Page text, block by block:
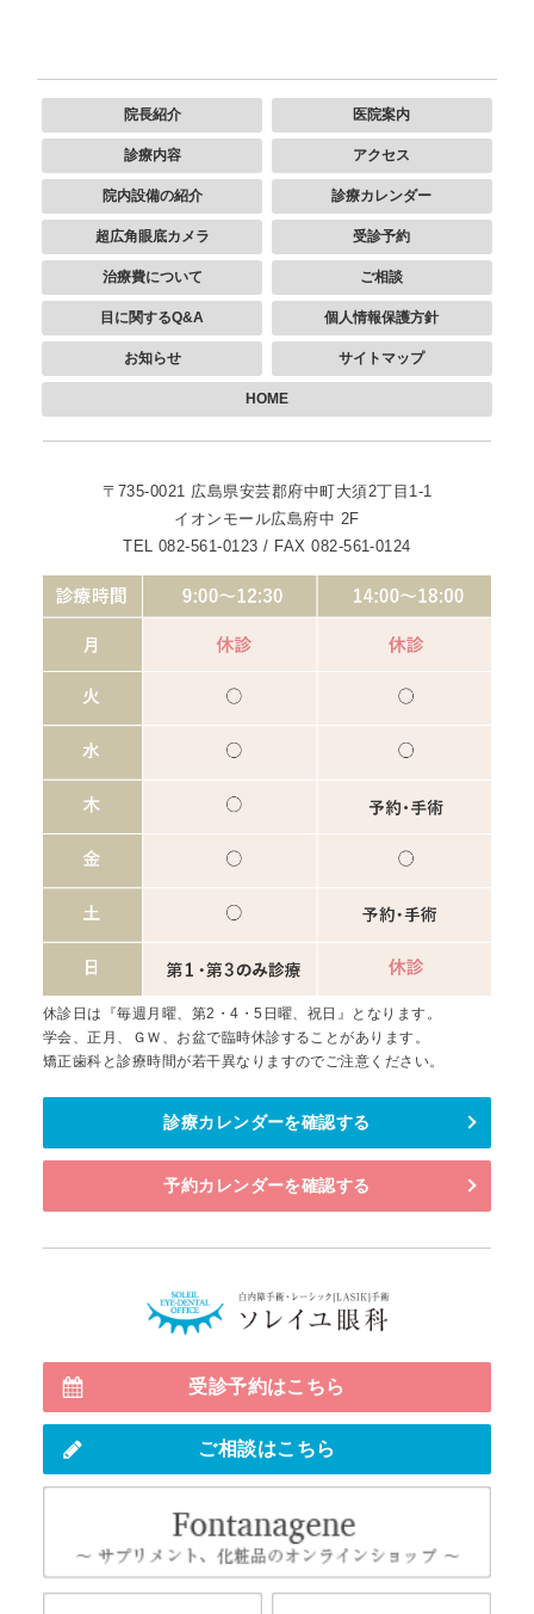
院長紹介
診療内容
院内設備の紹介
超広角眼底カメラ
治療費について
目に関するQ&A
お知らせ
医院案内
アクセス
診療カレンダー
受診予約
ご相談
個人情報保護方針
サイトマップ
HOME
〒735-0021 広島県安芸郡府中町大須2丁目1-1
イオンモール広島府中 2F
TEL 082-561-0123 / FAX 082-561-0124
休診日は『毎週月曜、第2・4・5日曜、祝日』となります。
学会、正月、ＧＷ、お盆で臨時休診することがあります。
矯正歯科と診療時間が若干異なりますのでご注意ください。
診療カレンダーを確認する
予約カレンダーを確認する
受診予約はこちら
ご相談はこちら